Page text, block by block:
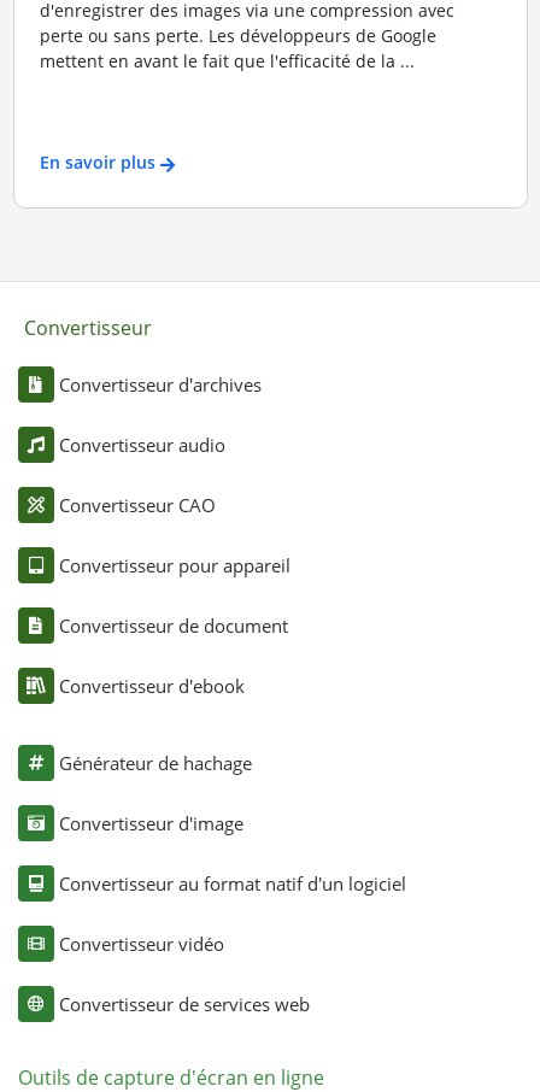
d'enregistrer des images via une compression avec
perte ou sans perte. Les développeurs de Google
mettent en avant le fait que l'efficacité de la ...
En savoir plus
Convertisseur
Convertisseur d'archives
Convertisseur audio
Convertisseur CAO
Convertisseur pour appareil
Convertisseur de document
Convertisseur d'ebook
Générateur de hachage
Convertisseur d'image
Convertisseur au format natif d'un logiciel
Convertisseur vidéo
Convertisseur de services web
Outils de capture d'écran en ligne